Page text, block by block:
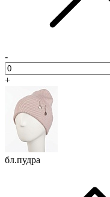
-
+
бл.пудра